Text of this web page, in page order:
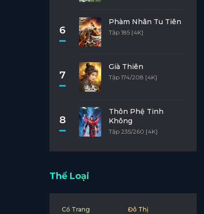
6
Phàm Nhân Tu Tiên
Tập 185 [4K]
7
Già Thiên
Tập 174/208 [4K]
8
Thôn Phệ Tinh
Không
Tập 235/260 [4K]
Thể Loại
Cổ Trang Đô Thị